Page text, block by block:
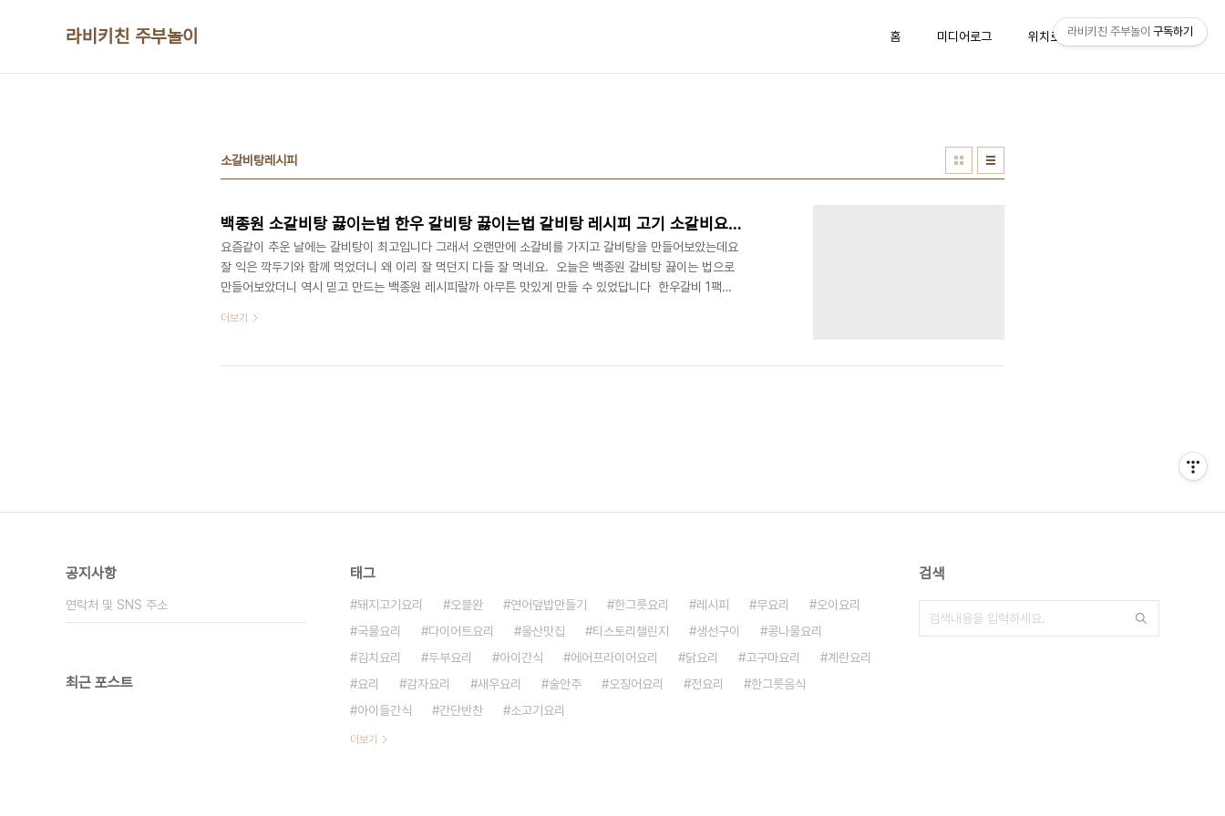
라비키친 주부놀이 홈 미디어로그 위치로그 방명록
소갈비탕레시피
백종원 소갈비탕 끓이는법 한우 갈비탕 끓이는법 갈비탕 레시피 고기 소갈비요리
요즘같이 추운 날에는 갈비탕이 최고입니다 그래서 오랜만에 소갈비를 가지고 갈비탕을 만들어보았는데요 ​
잘 익은 깍두기와 함께 먹었더니 왜 이리 잘 먹던지 다들 잘 먹네요. ​ 오늘은 백종원 갈비탕 끓이는 법으로
만들어보았더니 역시 믿고 만드는 백종원 레시피랄까 아무튼 맛있게 만들 수 있었답니다 ​ 한우갈비 1팩으
진 마늘, 국간장, 소금, 다시마, 후추 ​ 냉동갈비를 사용해서 해동시켜줬어요 물을 넣은 후 핏물을 3번 정도
물에서 한번 살짝 데쳐줍니다 물은 갈비가 잠길 정도로 넣어줍니다 그다음 대..
더보기
공지사항
연락처 및 SNS 주소
최근 포스트
태그
돼지고기요리 오블완 연어덮밥만들기 한그릇요리 레시피 무요리
오이요리
국물요리
다이어트요리 울산맛집 티스토리챌린지 생선구이
콩나물요리
김치요리
두부요리 아이간식 에어프라이어요리 닭요리 고구마요리
계란요리
요리
감자요리 새우요리 술안주 오징어요리 전요리
한그릇음식
아이들간식
간단반찬 소고기요리
더보기
검색
라비키친 주부놀이 구독하기